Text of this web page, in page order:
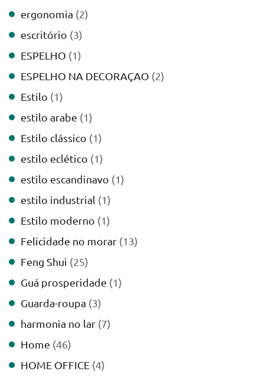
ergonomia (2)
escritório (3)
ESPELHO (1)
ESPELHO NA DECORAÇAO (2)
Estilo (1)
estilo arabe (1)
Estilo clássico (1)
estilo eclético (1)
estilo escandinavo (1)
estilo industrial (1)
Estilo moderno (1)
Felicidade no morar (13)
Feng Shui (25)
Guá prosperidade (1)
Guarda-roupa (3)
harmonia no lar (7)
Home (46)
HOME OFFICE (4)